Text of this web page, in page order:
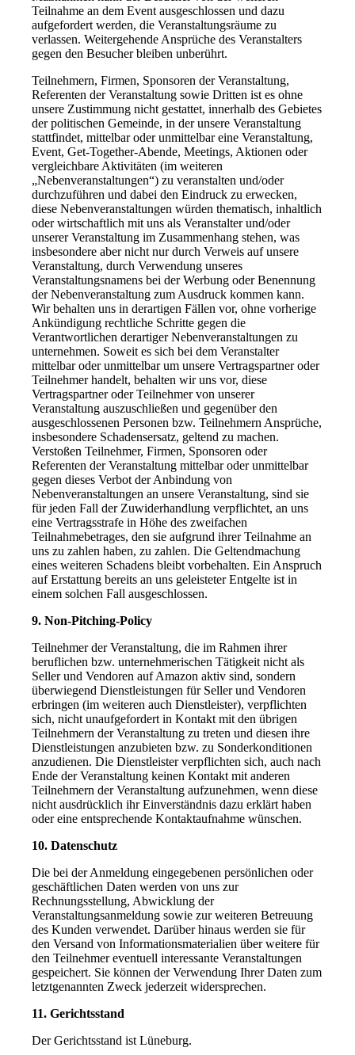
Teilnahme an dem Event ausgeschlossen und dazu
aufgefordert werden, die Veranstaltungsräume zu
verlassen. Weitergehende Ansprüche des Veranstalters
gegen den Besucher bleiben unberührt.
Teilnehmern, Firmen, Sponsoren der Veranstaltung,
Referenten der Veranstaltung sowie Dritten ist es ohne
unsere Zustimmung nicht gestattet, innerhalb des Gebietes
der politischen Gemeinde, in der unsere Veranstaltung
stattfindet, mittelbar oder unmittelbar eine Veranstaltung,
Event, Get-Together-Abende, Meetings, Aktionen oder
vergleichbare Aktivitäten (im weiteren
„Nebenveranstaltungen“) zu veranstalten und/oder
durchzuführen und dabei den Eindruck zu erwecken,
diese Nebenveranstaltungen würden thematisch, inhaltlich
oder wirtschaftlich mit uns als Veranstalter und/oder
unserer Veranstaltung im Zusammenhang stehen, was
insbesondere aber nicht nur durch Verweis auf unsere
Veranstaltung, durch Verwendung unseres
Veranstaltungsnamens bei der Werbung oder Benennung
der Nebenveranstaltung zum Ausdruck kommen kann.
Wir behalten uns in derartigen Fällen vor, ohne vorherige
Ankündigung rechtliche Schritte gegen die
Verantwortlichen derartiger Nebenveranstaltungen zu
unternehmen. Soweit es sich bei dem Veranstalter
mittelbar oder unmittelbar um unsere Vertragspartner oder
Teilnehmer handelt, behalten wir uns vor, diese
Vertragspartner oder Teilnehmer von unserer
Veranstaltung auszuschließen und gegenüber den
ausgeschlossenen Personen bzw. Teilnehmern Ansprüche,
insbesondere Schadensersatz, geltend zu machen.
Verstoßen Teilnehmer, Firmen, Sponsoren oder
Referenten der Veranstaltung mittelbar oder unmittelbar
gegen dieses Verbot der Anbindung von
Nebenveranstaltungen an unsere Veranstaltung, sind sie
für jeden Fall der Zuwiderhandlung verpflichtet, an uns
eine Vertragsstrafe in Höhe des zweifachen
Teilnahmebetrages, den sie aufgrund ihrer Teilnahme an
uns zu zahlen haben, zu zahlen. Die Geltendmachung
eines weiteren Schadens bleibt vorbehalten. Ein Anspruch
auf Erstattung bereits an uns geleisteter Entgelte ist in
einem solchen Fall ausgeschlossen.
9.Non-Pitching-Policy
Teilnehmer der Veranstaltung, die im Rahmen ihrer
beruflichen bzw. unternehmerischen Tätigkeit nicht als
Seller und Vendoren auf Amazon aktiv sind, sondern
überwiegend Dienstleistungen für Seller und Vendoren
erbringen (im weiteren auch Dienstleister), verpflichten
sich, nicht unaufgefordert in Kontakt mit den übrigen
Teilnehmern der Veranstaltung zu treten und diesen ihre
Dienstleistungen anzubieten bzw. zu Sonderkonditionen
anzudienen. Die Dienstleister verpflichten sich, auch nach
Ende der Veranstaltung keinen Kontakt mit anderen
Teilnehmern der Veranstaltung aufzunehmen, wenn diese
nicht ausdrücklich ihr Einverständnis dazu erklärt haben
oder eine entsprechende Kontaktaufnahme wünschen.
10. Datenschutz
Die bei der Anmeldung eingegebenen persönlichen oder
geschäftlichen Daten werden von uns zur
Rechnungsstellung, Abwicklung der
Veranstaltungsanmeldung sowie zur weiteren Betreuung
des Kunden verwendet. Darüber hinaus werden sie für
den Versand von Informationsmaterialien über weitere für
den Teilnehmer eventuell interessante Veranstaltungen
gespeichert. Sie können der Verwendung Ihrer Daten zum
letztgenannten Zweck jederzeit widersprechen.
11. Gerichtsstand
Der Gerichtsstand ist Lüneburg.